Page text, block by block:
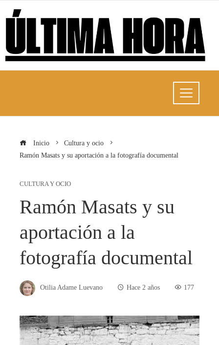
Inicio
Cultura y ocio
Ramón Masats y su aportación a la fotografía documental
CULTURA Y OCIO
Ramón Masats y su
aportación a la
fotografía documental
Otilia Adame Luevano Hace 2 años 177